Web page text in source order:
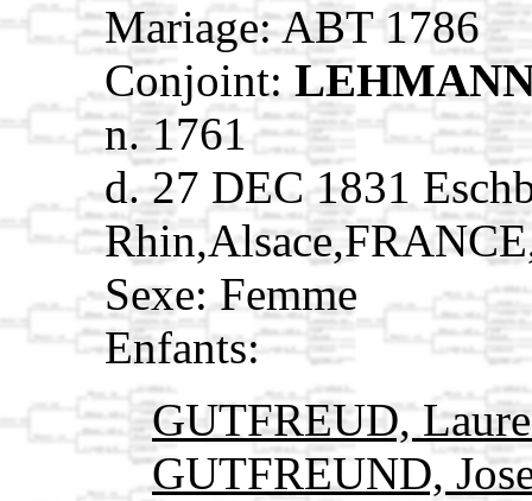
Mariage: ABT 1786
Conjoint:
n. 1761
d. 27 DEC 1831
Sexe: Femme
Enfants:
GUTFREUD,
GUTFREUND,